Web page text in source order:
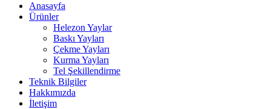
Anasayfa
Ürünler
Helezon Yaylar
Baskı Yayları
Çekme Yayları
Kurma Yayları
Tel Şekillendirme
Teknik Bilgiler
Hakkımızda
İletişim